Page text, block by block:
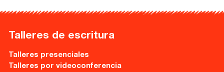
Talleres de escritura
Talleres presenciales
Talleres por videoconferencia